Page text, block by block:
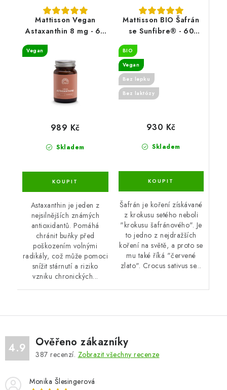
Mattisson Vegan
Astaxanthin 8 mg - 60
Vegan
Skladem
989 Kč
Astaxanthin je jeden z
nejsilnějších známých
antioxidantů. Pomáhá
chránit buňky před
poškozením volnými
radikály, což může pomoci
snížit stárnutí a riziko
vzniku chronických...
Mattisson BIO Šafrán
se Sunfibre® - 60
BIO
Vegan
Bez lepku
Bez laktózy
Skladem
930 Kč
Šafrán je koření získávané
z krokusu setého neboli
"krokusu šafránového". Je
to jedno z nejdražších
koření na světě, a proto se
mu také říká "červené
zlato". Crocus sativus se...
4.9 Ověřeno zákazníky
387 recenzí. Zobrazit všechny recenze
Monika Šlesingerová